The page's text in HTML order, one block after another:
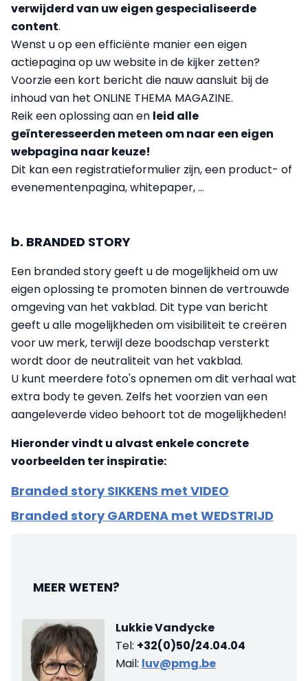
verwijderd van uw eigen gespecialiseerde
content.
Wenst u op een efficiënte manier een eigen
actiepagina op uw website in de kijker zetten?
Voorzie een kort bericht die nauw aansluit bij de
inhoud van het ONLINE THEMA MAGAZINE.
Reik een oplossing aan en leid alle
geïnteresseerden meteen om naar een eigen
webpagina naar keuze!
Dit kan een registratieformulier zijn, een product- of
evenementenpagina, whitepaper, ...
b. BRANDED STORY
Een branded story geeft u de mogelijkheid om uw
eigen oplossing te promoten binnen de vertrouwde
omgeving van het vakblad. Dit type van bericht
geeft u alle mogelijkheden om visibiliteit te creëren
voor uw merk, terwijl deze boodschap versterkt
wordt door de neutraliteit van het vakblad.
U kunt meerdere foto's opnemen om dit verhaal wat
extra body te geven. Zelfs het voorzien van een
aangeleverde video behoort tot de mogelijkheden!
Hieronder vindt u alvast enkele concrete
voorbeelden ter inspiratie:
Branded story SIKKENS met VIDEO
Branded story GARDENA met WEDSTRIJD
MEER WETEN?
Lukkie Vandycke
Tel: +32(0)50/24.04.04
Mail: luv@pmg.be